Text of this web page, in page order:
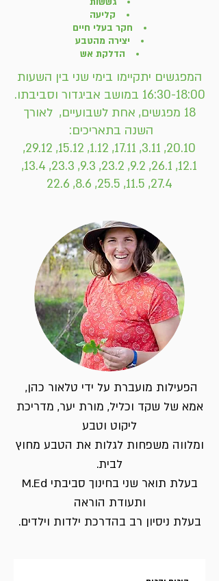
קליעה
חקר בעלי חיים
יצירה מהטבע
הדלקת אש
המפגשים יתקיימו בימי שני בין השעות
16:30-18:00 במושב אביגדור וסביבתו.
18 מפגשים, אחת לשבועיים, לאורך
השנה בתאריכים:
20.10, 3.11, 17.11, 1.12, 15.12, 29.12,
12.1, 26.1, 9.2, 23.2, 9.3, 23.3, 13.4,
27.4, 11.5, 25.5, 8.6, 22.6
הפעילות מועברת על ידי טלאור כהן,
אמא של שקד וכליל, מורת יער, מדריכת
ליקוט וטבע
ומלווה משפחות לגלות את הטבע מחוץ
לבית.
בעלת תואר שני בחינוך סביבתי M.Ed
ותעודת הוראה
בעלת ניסיון רב בהדרכת ילדות וילדים.